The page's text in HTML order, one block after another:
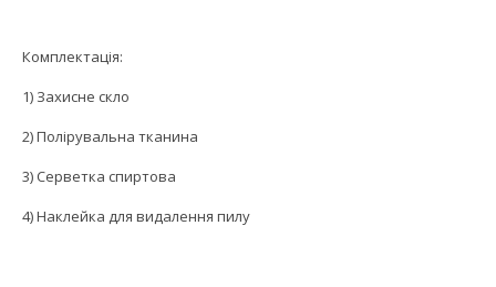
Комплектація:
1) Захисне скло
2) Полірувальна тканина
3) Серветка спиртова
4) Наклейка для видалення пилу